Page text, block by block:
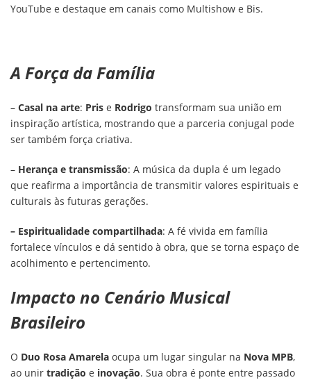
YouTube e destaque em canais como Multishow e Bis.
A Força da Família
– Casal na arte: Pris e Rodrigo transformam sua união em
inspiração artística, mostrando que a parceria conjugal pode
ser também força criativa.
– Herança e transmissão: A música da dupla é um legado
que reafirma a importância de transmitir valores espirituais e
culturais às futuras gerações.
– Espiritualidade compartilhada: A fé vivida em família
fortalece vínculos e dá sentido à obra, que se torna espaço de
acolhimento e pertencimento.
Impacto no Cenário Musical
Brasileiro
O Duo Rosa Amarela ocupa um lugar singular na Nova MPB,
ao unir tradição e inovação. Sua obra é ponte entre passado